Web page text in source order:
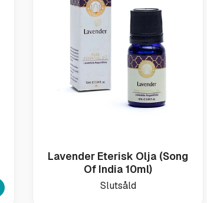
Lavender Eterisk Olja (Song
Of India 10ml)
Slutsåld